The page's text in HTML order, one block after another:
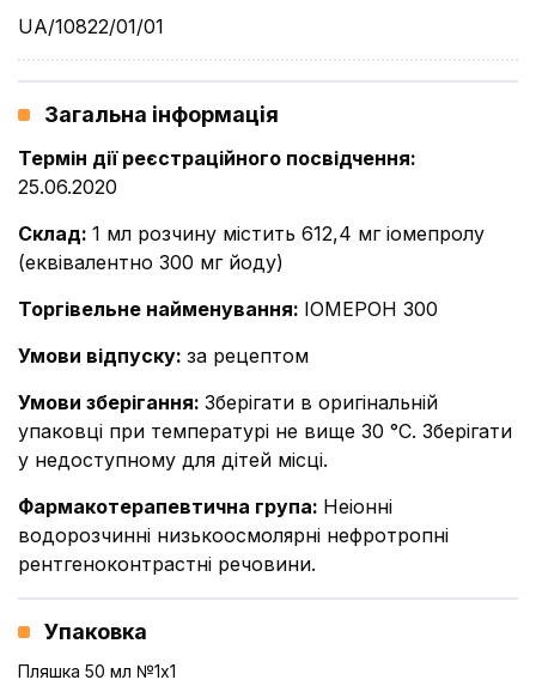
UA/10822/01/01
Загальна інформація
Термін дії реєстраційного посвідчення:
25.06.2020
Склад: 1 мл розчину містить 612,4 мг іомепролу
(еквівалентно 300 мг йоду)
Торгівельне найменування: ІОМЕРОН 300
Умови відпуску: за рецептом
Умови зберігання: Зберігати в оригінальній
упаковці при температурі не вище 30 °С. Зберігати
у недоступному для дітей місці.
Фармакотерапевтична група: Неіонні
водорозчинні низькоосмолярні нефротропні
рентгеноконтрастні речовини.
Упаковка
Пляшка 50 мл №1x1